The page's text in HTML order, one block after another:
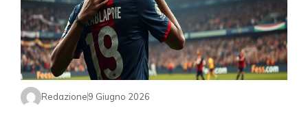
Redazione9 Giugno 2026